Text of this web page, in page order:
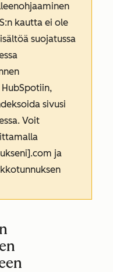
kautta ei ole
suojatussa
sivusi
Voit
ja